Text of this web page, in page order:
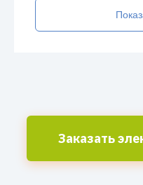
Заказать